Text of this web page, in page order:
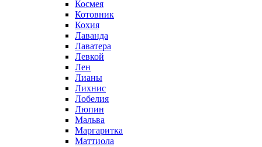
Космея
Котовник
Кохия
Лаванда
Лаватера
Левкой
Лен
Лианы
Лихнис
Лобелия
Люпин
Мальва
Маргаритка
Маттиола